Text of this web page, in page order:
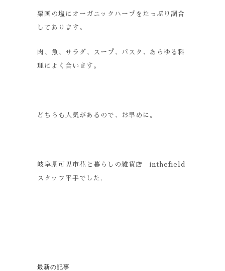
粟国の塩にオーガニックハーブをたっぷり調合
してあります。
肉、魚、サラダ、スープ、パスタ、あらゆる料
理によく合います。
どちらも人気があるので、お早めに。
岐阜県可児市花と暮らしの雑貨店 inthefield
スタッフ平手でした,
最新の記事